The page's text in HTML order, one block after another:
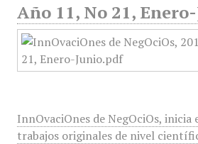
Año 11, No 21,
InnOvaciOnes de NegOciOs, inicia
trabajos originales de nivel